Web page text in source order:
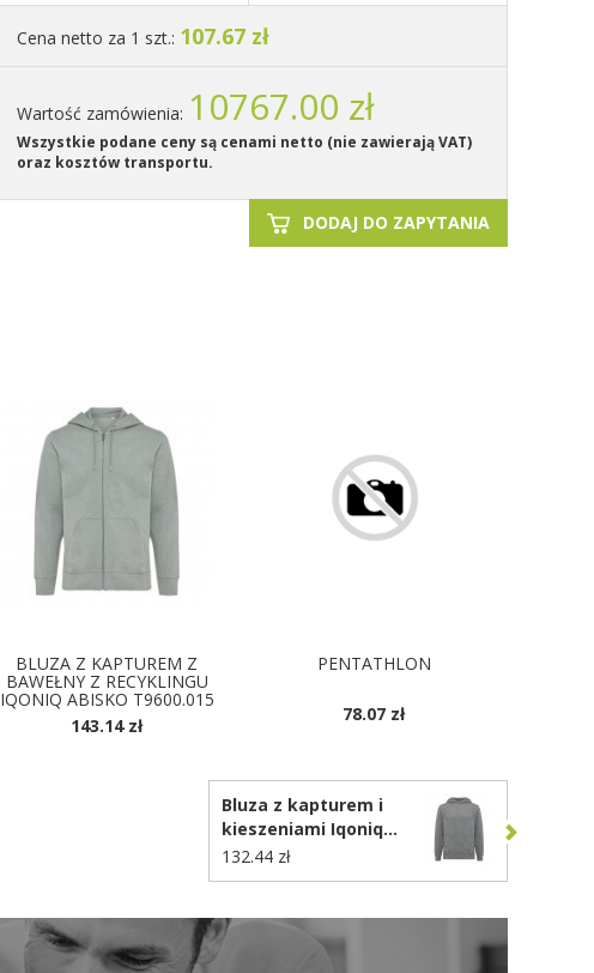
Cena netto za 1 szt.: 107.67 zł
Wartość zamówienia: 10767.00 zł
Wszystkie podane ceny są cenami netto (nie zawierają VAT)
oraz kosztów transportu.
DODAJ DO ZAPYTANIA
BLUZA Z KAPTUREM Z
BAWEŁNY Z RECYKLINGU
IQONIQ ABISKO T9600.015
143.14 zł
PENTATHLON
78.07 zł
Bluza z kapturem i
kieszeniami Iqoniq
Yengo z bawełny z
recyklingu T9405.034
132.44 zł